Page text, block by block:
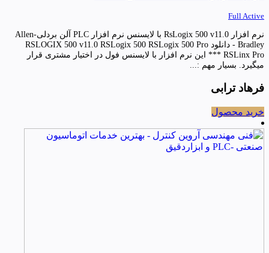
Full Active
نرم افزار RsLogix 500 v11.0 با لایسنس نرم افزار PLC آلن بردلی-Allen
Bradley - دانلود RSLOGIX 500 v11.0 RSLogix 500 RSLogix 500 Pro
RSLinx Pro *** این نرم افزار با لایسنس فول در اختیار مشتری قرار
میگیرد. بسیار مهم :...
فرهاد ترابی
خرید محصول